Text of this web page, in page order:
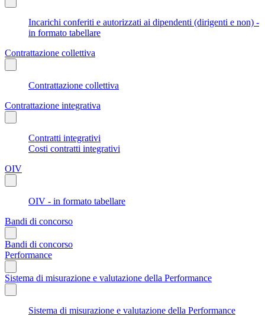
Incarichi conferiti e autorizzati ai dipendenti (dirigenti e non) -
in formato tabellare
Contrattazione collettiva
Contrattazione collettiva
Contrattazione integrativa
Contratti integrativi
Costi contratti integrativi
OIV
OIV - in formato tabellare
Bandi di concorso
Bandi di concorso
Performance
Sistema di misurazione e valutazione della Performance
Sistema di misurazione e valutazione della Performance